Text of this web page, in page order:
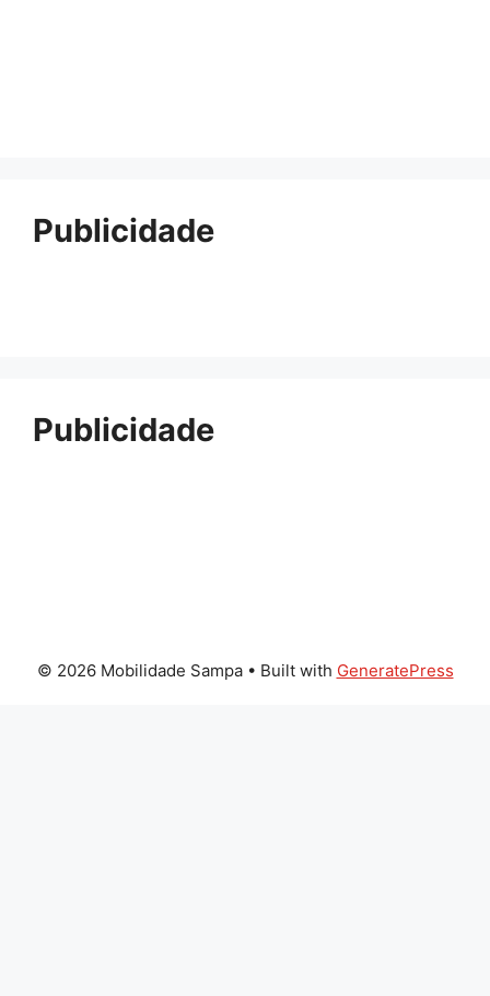
Publicidade
Publicidade
© 2026 Mobilidade Sampa• Built with GeneratePress